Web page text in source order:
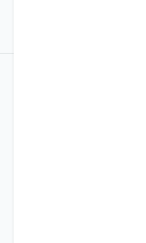
انواع فن های
کانالی، مرغداری و
صنعتی و ساختمانی